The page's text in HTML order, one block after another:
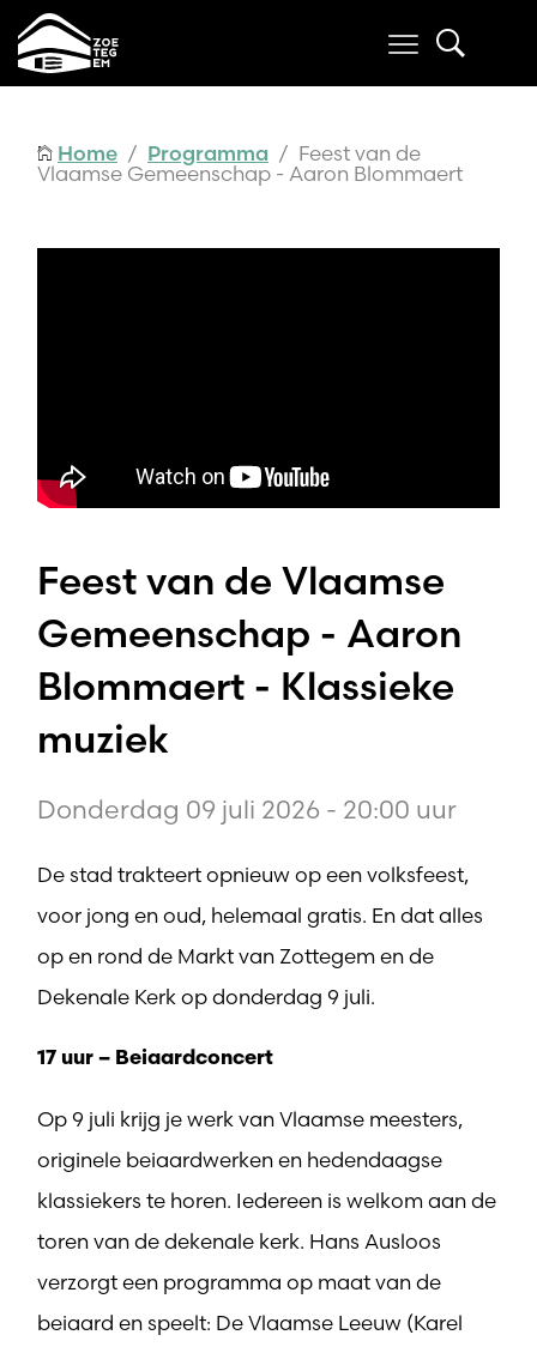
Home / Programma / Feest van de
Vlaamse Gemeenschap - Aaron Blommaert
Feest van de Vlaamse
Gemeenschap - Aaron
Blommaert - Klassieke
muziek
Donderdag 09 juli 2026 - 20:00 uur
De stad trakteert opnieuw op een volksfeest,
voor jong en oud, helemaal gratis. En dat alles
op en rond de Markt van Zottegem en de
Dekenale Kerk op donderdag 9 juli.
17 uur – Beiaardconcert
Op 9 juli krijg je werk van Vlaamse meesters,
originele beiaardwerken en hedendaagse
klassiekers te horen. Iedereen is welkom aan de
toren van de dekenale kerk. Hans Ausloos
verzorgt een programma op maat van de
beiaard en speelt: De Vlaamse Leeuw (Karel